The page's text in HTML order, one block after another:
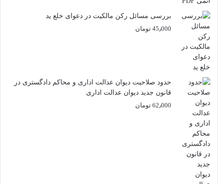
بررسی مسائل رکن مالکیت در دعوای خلع ید
45٫000 تومان
حدود صلاحیت دیوان عدالت اداری و محاکم دادگستری در
قانون جدید دیوان عدالت اداری
62٫000 تومان